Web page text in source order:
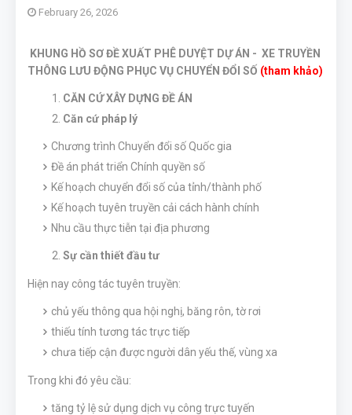
February 26, 2026
KHUNG HỒ SƠ ĐỀ XUẤT PHÊ DUYỆT DỰ ÁN - XE TRUYỀN
THÔNG LƯU ĐỘNG PHỤC VỤ CHUYỂN ĐỔI SỐ (tham khảo)
CĂN CỨ XÂY DỰNG ĐỀ ÁN
Căn cứ pháp lý
Chương trình Chuyển đổi số Quốc gia
Đề án phát triển Chính quyền số
Kế hoạch chuyển đổi số của tỉnh/thành phố
Kế hoạch tuyên truyền cải cách hành chính
Nhu cầu thực tiễn tại địa phương
Sự cần thiết đầu tư
Hiện nay công tác tuyên truyền:
chủ yếu thông qua hội nghị, băng rôn, tờ rơi
thiếu tính tương tác trực tiếp
chưa tiếp cận được người dân yếu thế, vùng xa
Trong khi đó yêu cầu:
tăng tỷ lệ sử dụng dịch vụ công trực tuyến